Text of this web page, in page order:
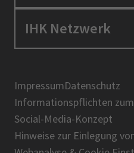
Berufszugang
Über uns
Positionen
Presse
IHK-Magazin
IHK Netzwerk
BIHK
DIHK
AHK
IHK-Standortportal
ImpressumDatenschutz
Informationspflichten zum
Social-Media-Konzept
Hinweise zur Einlegung